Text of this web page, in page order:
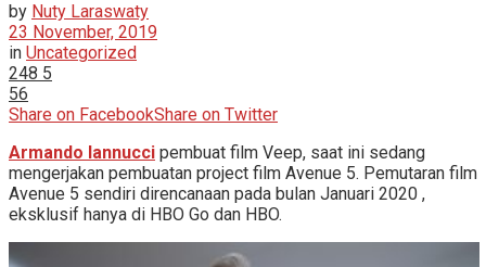
by Nuty Laraswaty
23 November, 2019
in Uncategorized
248 5
56
Share on FacebookShare on Twitter
Armando Iannucci pembuat film Veep, saat ini sedang
mengerjakan pembuatan project film Avenue 5. Pemutaran film
Avenue 5 sendiri direncanaan pada bulan Januari 2020 ,
eksklusif hanya di HBO Go dan HBO.